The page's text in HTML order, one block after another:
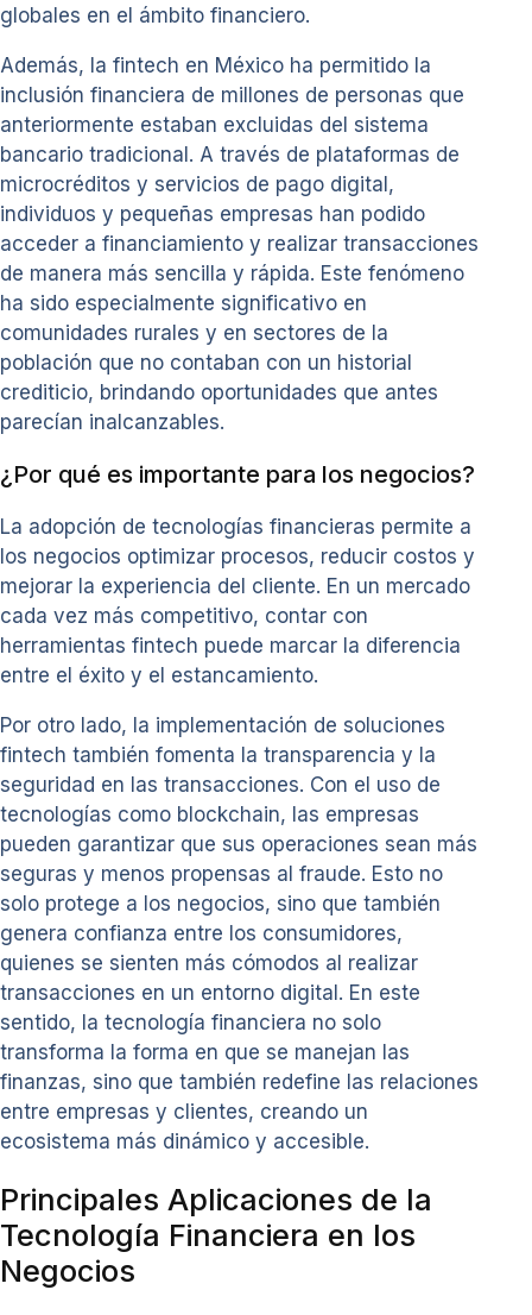
globales en el ámbito financiero.
Además, la fintech en México ha permitido la
inclusión financiera de millones de personas que
anteriormente estaban excluidas del sistema
bancario tradicional. A través de plataformas de
microcréditos y servicios de pago digital,
individuos y pequeñas empresas han podido
acceder a financiamiento y realizar transacciones
de manera más sencilla y rápida. Este fenómeno
ha sido especialmente significativo en
comunidades rurales y en sectores de la
población que no contaban con un historial
crediticio, brindando oportunidades que antes
parecían inalcanzables.
¿Por qué es importante para los negocios?
La adopción de tecnologías financieras permite a
los negocios optimizar procesos, reducir costos y
mejorar la experiencia del cliente. En un mercado
cada vez más competitivo, contar con
herramientas fintech puede marcar la diferencia
entre el éxito y el estancamiento.
Por otro lado, la implementación de soluciones
fintech también fomenta la transparencia y la
seguridad en las transacciones. Con el uso de
tecnologías como blockchain, las empresas
pueden garantizar que sus operaciones sean más
seguras y menos propensas al fraude. Esto no
solo protege a los negocios, sino que también
genera confianza entre los consumidores,
quienes se sienten más cómodos al realizar
transacciones en un entorno digital. En este
sentido, la tecnología financiera no solo
transforma la forma en que se manejan las
finanzas, sino que también redefine las relaciones
entre empresas y clientes, creando un
ecosistema más dinámico y accesible.
Principales Aplicaciones de la
Tecnología Financiera en los
Negocios